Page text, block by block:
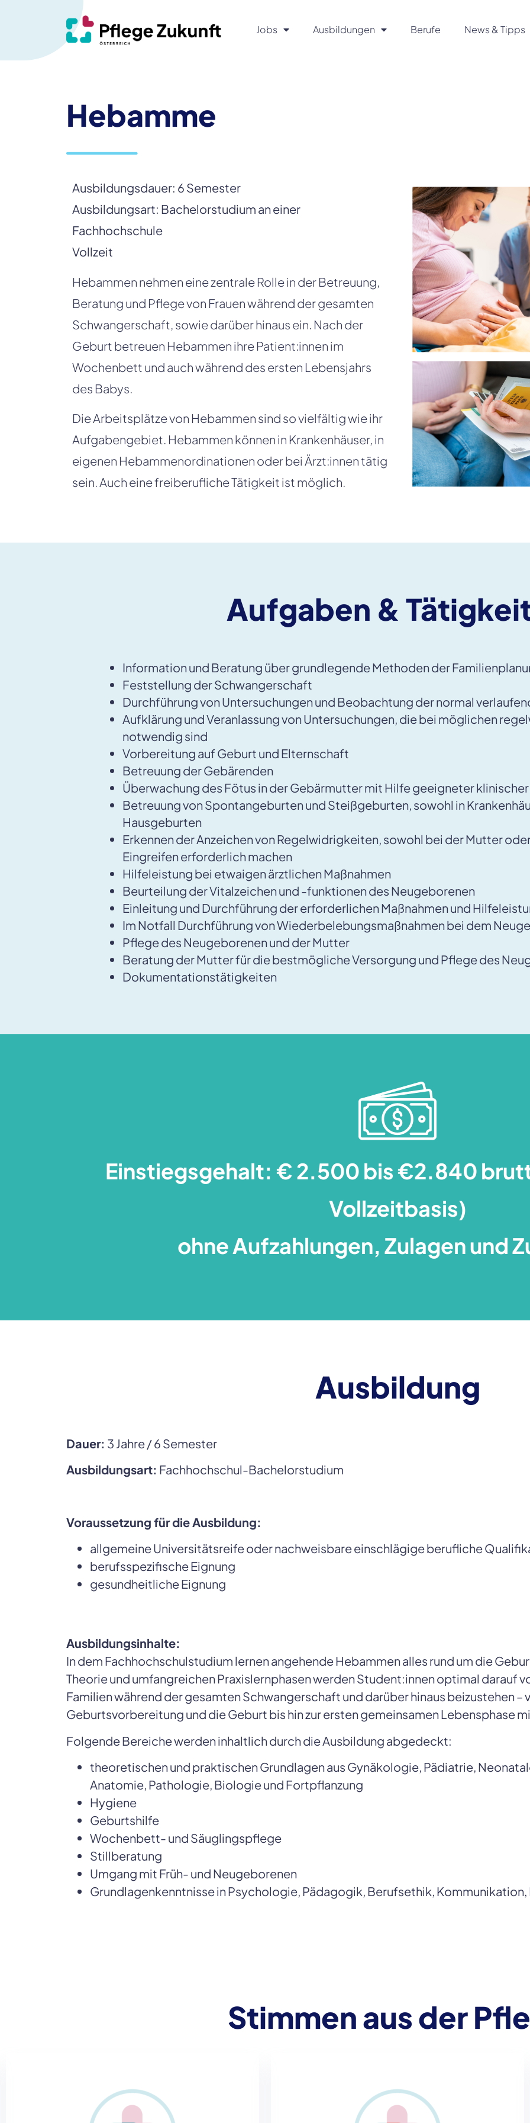
Jobs Ausbildungen Berufe News & Tipps
Hebamme
Ausbildungsdauer: 6 Semester
Ausbildungsart: Bachelorstudium an einer
Fachhochschule
Vollzeit
Hebammen nehmen eine zentrale Rolle in der Betreuung,
Beratung und Pflege von Frauen während der gesamten
Schwangerschaft, sowie darüber hinaus ein. Nach der
Geburt betreuen Hebammen ihre Patient:innen im
Wochenbett und auch während des ersten Lebensjahrs
des Babys.
Die Arbeitsplätze von Hebammen sind so vielfältig wie ihr
Aufgabengebiet. Hebammen können in Krankenhäuser, in
eigenen Hebammenordinationen oder bei Ärzt:innen tätig
sein. Auch eine freiberufliche Tätigkeit ist möglich.
Aufgaben &
Information und Beratung über grundlegende Methoden der
Feststellung der Schwangerschaft
Durchführung von Untersuchungen und Beobachtung der normal
Aufklärung und Veranlassung von Untersuchungen, die bei möglichen
notwendig sind
Vorbereitung auf Geburt und Elternschaft
Betreuung der Gebärenden
Überwachung des Fötus in der Gebärmutter mit Hilfe geeigneter
Betreuung von Spontangeburten und Steißgeburten, sowohl in
Hausgeburten
Erkennen der Anzeichen von Regelwidrigkeiten, sowohl bei der Mutter
Eingreifen erforderlich machen
Hilfeleistung bei etwaigen ärztlichen Maßnahmen
Beurteilung der Vitalzeichen und -funktionen des Neugeborenen
Einleitung und Durchführung der erforderlichen Maßnahmen und
Im Notfall Durchführung von Wiederbelebungsmaßnahmen bei dem
Pflege des Neugeborenen und der Mutter
Beratung der Mutter für die bestmögliche Versorgung und Pflege des
Dokumentationstätigkeiten
Einstiegsgehalt: € 2.500 bis €2.840
Vollzeitbasis)
ohne Aufzahlungen, Zulagen und
Ausbildung
Dauer: 3 Jahre / 6 Semester
Ausbildungsart: Fachhochschul-Bachelorstudium
Voraussetzung für die Ausbildung:
allgemeine Universitätsreife oder nachweisbare einschlägige berufliche
berufsspezifische Eignung
gesundheitliche Eignung
Ausbildungsinhalte:
In dem Fachhochschulstudium lernen angehende Hebammen alles rund um die
Theorie und umfangreichen Praxislernphasen werden Student:innen optimal darauf
Familien während der gesamten Schwangerschaft und darüber hinaus beizustehen –
Geburtsvorbereitung und die Geburt bis hin zur ersten gemeinsamen Lebensphase
Folgende Bereiche werden inhaltlich durch die Ausbildung abgedeckt:
theoretischen und praktischen Grundlagen aus Gynäkologie, Pädiatrie,
Anatomie, Pathologie, Biologie und Fortpflanzung
Hygiene
Geburtshilfe
Wochenbett- und Säuglingspflege
Stillberatung
Umgang mit Früh- und Neugeborenen
Grundlagenkenntnisse in Psychologie, Pädagogik, Berufsethik,
Stimmen aus der